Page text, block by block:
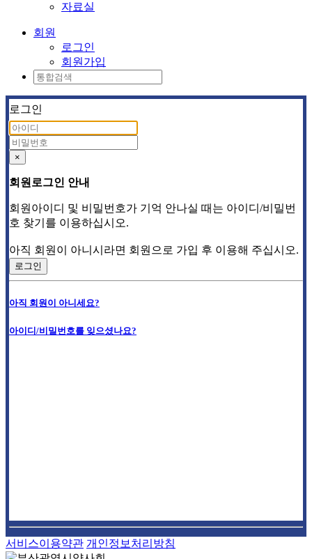
자료실
회원
로그인
회원가입
로그인
×
회원로그인 안내
회원아이디 및 비밀번호가 기억 안나실 때는 아이디/비밀번
호 찾기를 이용하십시오.
아직 회원이 아니시라면 회원으로 가입 후 이용해 주십시오.
로그인
아직 회원이 아니세요?
아이디/비밀번호를 잊으셨나요?
서비스이용약관 개인정보처리방침